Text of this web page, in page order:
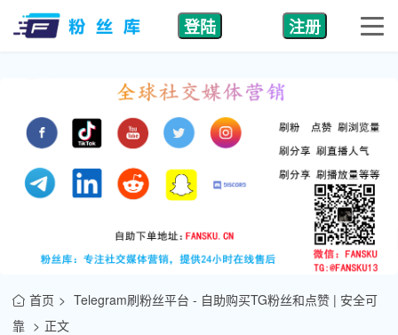
登陆 注册
首页
Telegram刷粉丝平台 - 自助购买TG粉丝和点赞 | 安全可
靠
正文